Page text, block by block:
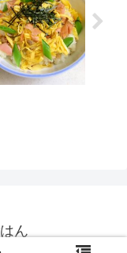
ん